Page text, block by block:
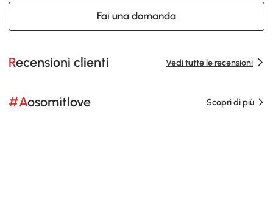
Fai una domanda
Recensioni clienti Vedi tutte le recensioni
#Aosomitlove Scopri di più